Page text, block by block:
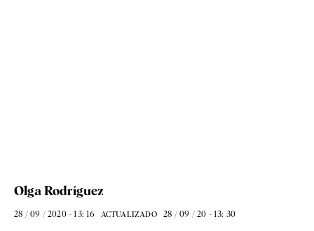
Olga Rodríguez
28 / 09 / 2020 - 13: 16 ACTUALIZADO 28 / 09 / 20 - 13: 30